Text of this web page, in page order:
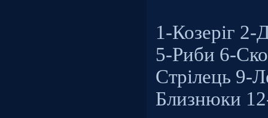
1-Козеріг 2-
5-Риби 6-
Стрілець 9-
Близнюки